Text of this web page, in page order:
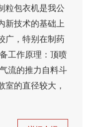
粒包衣机是我公
新技术的基础上
广，特别在制药
工作原理：顶喷
流的推力自料斗
室的直径较大，